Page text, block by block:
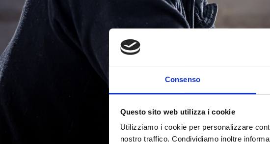
Consenso
Questo sito web utilizza i cookie
Utilizziamo i cookie per personalizzare
nostro traffico. Condividiamo inoltre